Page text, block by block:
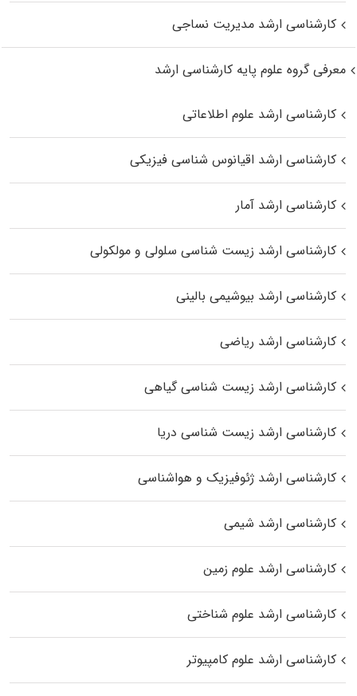
کارشناسی ارشد مدیریت نساجی
معرفی گروه علوم پایه کارشناسی ارشد
کارشناسی ارشد علوم اطلاعاتی
کارشناسی ارشد اقیانوس‌ شناسی فیزیکی
کارشناسی ارشد آمار
کارشناسی ارشد زیست شناسی سلولی و مولکولی
کارشناسی ارشد بیوشیمی بالینی
کارشناسی ارشد ریاضی
کارشناسی ارشد زیست‌ شناسی گیاهی
کارشناسی ارشد زیست‌ شناسی دریا
کارشناسی ارشد ژئوفیزیک و هواشناسی
کارشناسی ارشد شیمی
کارشناسی ارشد علوم زمین
کارشناسی ارشد علوم شناختی
کارشناسی ارشد علوم کامپیوتر